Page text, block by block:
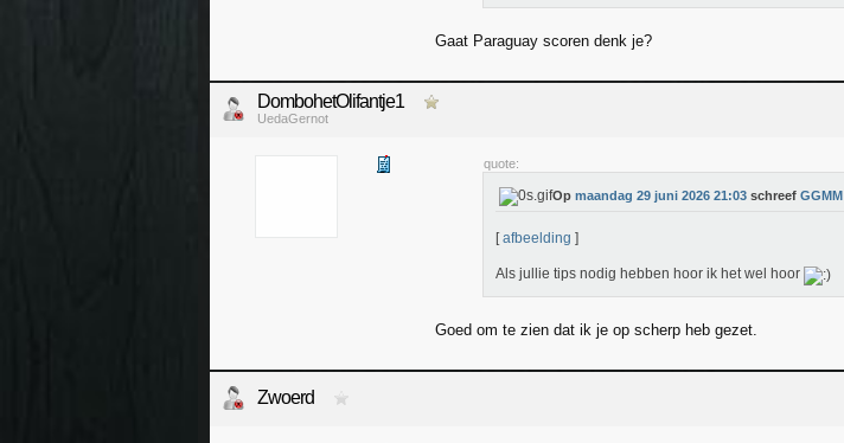
Gaat Paraguay scoren denk je?
DombohetOlifantje1
UedaGernot
quote:
Op maandag 29 juni 2026 21:03 schreef GGMM
[afbeelding ]
Als jullie tips nodig hebben hoor ik het wel hoor
Goed om te zien dat ik je op scherp heb gezet.
Zwoerd